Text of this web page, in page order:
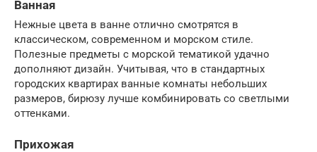
Ванная
Нежные цвета в ванне отлично смотрятся в
классическом, современном и морском стиле.
Полезные предметы с морской тематикой удачно
дополняют дизайн. Учитывая, что в стандартных
городских квартирах ванные комнаты небольших
размеров, бирюзу лучше комбинировать со светлыми
оттенками.
Прихожая